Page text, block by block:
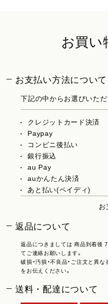
お買い
お支払い方法について
下記の中からお選びいただ
クレジットカード決済
Paypay
コンビニ後払い
銀行振込
au Pay
auかんたん決済
あと払い(ペイディ)
お
返品について
返品につきましては 商品到着後
てご連絡お願いします。
破損・汚損・不良品・ご注文と異
をお伝えください。
送料・配達について